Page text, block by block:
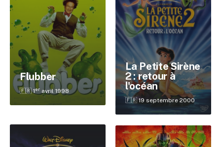
Flubber
🇫🇷 1er avril 1998
La Petite Sirène
2 : retour à
l'océan
🇫🇷 19 septembre 2000